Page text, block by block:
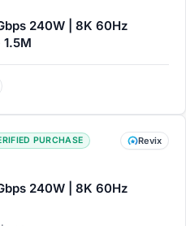
240W | 8K 60Hz
PURCHASE Revix
240W | 8K 60Hz